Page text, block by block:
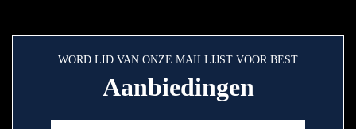
WORD LID VAN ONZE MAILLIJST VOOR BEST
Aanbiedingen